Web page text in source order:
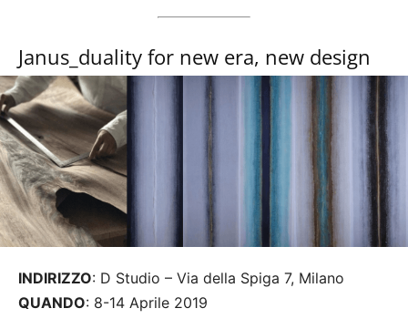
Janus_duality for new era, new design
INDIRIZZO: D Studio – Via della Spiga 7, Milano
QUANDO: 8-14 Aprile 2019